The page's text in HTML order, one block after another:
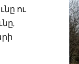
ու